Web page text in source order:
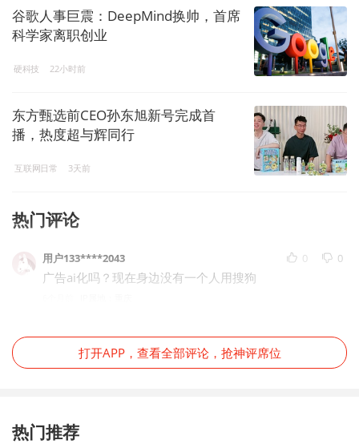
谷歌人事巨震：DeepMind换帅，首席
科学家离职创业
硬科技 22小时前
东方甄选前CEO孙东旭新号完成首
播，热度超与辉同行
互联网日常 3天前
热门评论
用户133****2043 0 0
广告ai化吗？现在身边没有一个人用搜狗
打开APP，查看全部评论，抢神评席位
热门推荐